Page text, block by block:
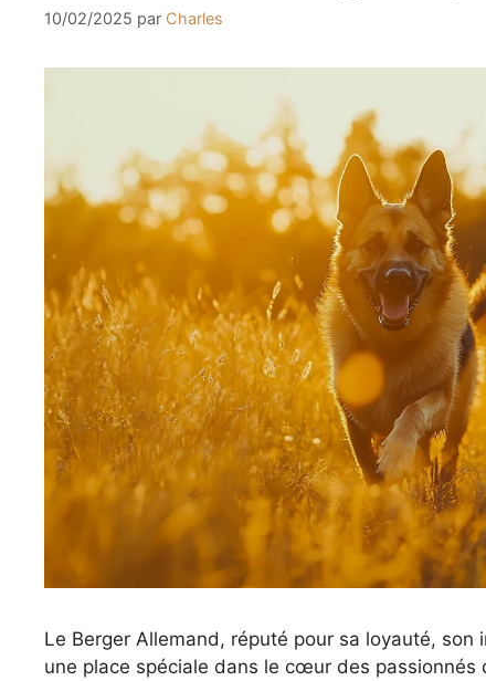
10/02/2025 par Charles
Le Berger Allemand, réputé pour sa loyauté,
une place spéciale dans le cœur des passionnés